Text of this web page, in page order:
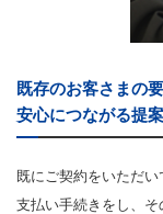
既存のお客さまの
安心につながる提
既にご契約をいただ
支払い手続きをし、